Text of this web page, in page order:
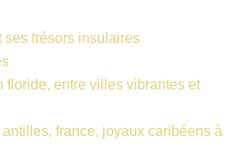
ses trésors insulaires
floride, entre villes vibrantes et
france, joyaux caribéens à